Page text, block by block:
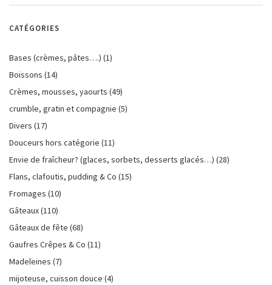
CATÉGORIES
Bases (crèmes, pâtes….) (1)
Boissons (14)
Crèmes, mousses, yaourts (49)
crumble, gratin et compagnie (5)
Divers (17)
Douceurs hors catégorie (11)
Envie de fraîcheur? (glaces, sorbets, desserts glacés…) (28)
Flans, clafoutis, pudding & Co (15)
Fromages (10)
Gâteaux(110)
Gâteaux de fête (68)
Gaufres Crêpes & Co (11)
Madeleines (7)
mijoteuse, cuisson douce (4)